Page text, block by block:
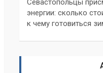
Севастопольцы
энергии: сколько
к чему готовиться